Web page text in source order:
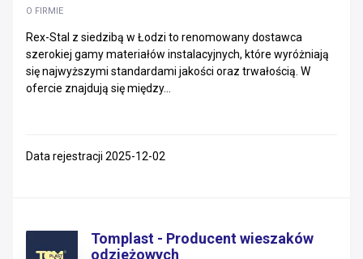
O FIRMIE
Rex-Stal z siedzibą w Łodzi to renomowany dostawca
szerokiej gamy materiałów instalacyjnych, które wyróżniają
się najwyższymi standardami jakości oraz trwałością. W
ofercie znajdują się między...
Data rejestracji 2025-12-02
Tomplast - Producent wieszaków
odzieżowych